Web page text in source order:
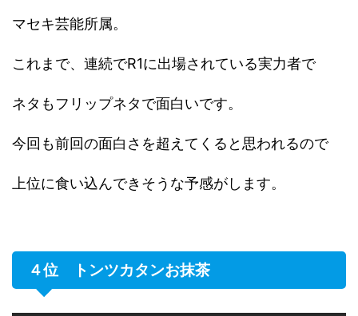
マセキ芸能所属。
これまで、連続でR1に出場されている実力者で
ネタもフリップネタで面白いです。
今回も前回の面白さを超えてくると思われるので
上位に食い込んできそうな予感がします。
４位 トンツカタンお抹茶